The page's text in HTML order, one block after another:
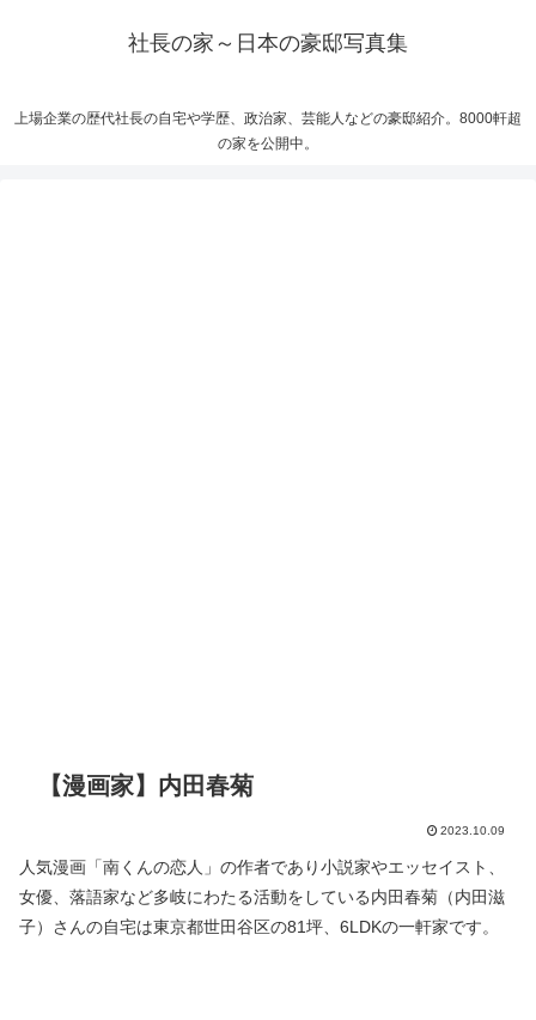
社長の家～日本の豪邸写真集
上場企業の歴代社長の自宅や学歴、政治家、芸能人などの豪邸紹介。8000軒超
の家を公開中。
【漫画家】内田春菊
2023.10.09
人気漫画「南くんの恋人」の作者であり小説家やエッセイスト、
女優、落語家など多岐にわたる活動をしている内田春菊（内田滋
子）さんの自宅は東京都世田谷区の81坪、6LDKの一軒家です。